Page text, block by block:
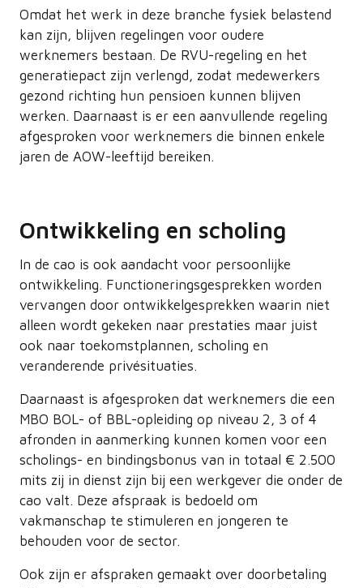
Omdat het werk in deze branche fysiek belastend
kan zijn, blijven regelingen voor oudere
werknemers bestaan. De RVU-regeling en het
generatiepact zijn verlengd, zodat medewerkers
gezond richting hun pensioen kunnen blijven
werken. Daarnaast is er een aanvullende regeling
afgesproken voor werknemers die binnen enkele
jaren de AOW-leeftijd bereiken.
Ontwikkeling en scholing
In de cao is ook aandacht voor persoonlijke
ontwikkeling. Functioneringsgesprekken worden
vervangen door ontwikkelgesprekken waarin niet
alleen wordt gekeken naar prestaties maar juist
ook naar toekomstplannen, scholing en
veranderende privésituaties.
Daarnaast is afgesproken dat werknemers die een
MBO BOL- of BBL-opleiding op niveau 2, 3 of 4
afronden in aanmerking kunnen komen voor een
scholings- en bindingsbonus van in totaal € 2.500
mits zij in dienst zijn bij een werkgever die onder de
cao valt. Deze afspraak is bedoeld om
vakmanschap te stimuleren en jongeren te
behouden voor de sector.
Ook zijn er afspraken gemaakt over doorbetaling